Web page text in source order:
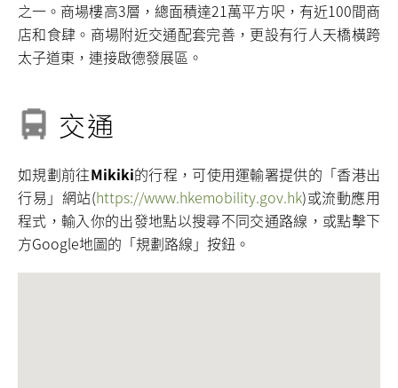
之一。商場樓高3層，總面積達21萬平方呎，有近100間商
店和食肆。商場附近交通配套完善，更設有行人天橋橫跨
太子道東，連接啟德發展區。
交通
如規劃前往Mikiki的行程，可使用運輸署提供的「香港出
行易」網站(https://www.hkemobility.gov.hk)或流動應用
程式，輸入你的出發地點以搜尋不同交通路線，或點擊下
方Google地圖的「規劃路線」按鈕。